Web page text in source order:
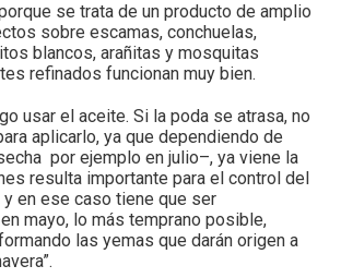
se trata de un producto de amplio
sobre escamas, conchuelas,
blancos, arañitas y mosquitas
refinados funcionan muy bien.
usar el aceite. Si la poda se atrasa, no
aplicarlo, ya que dependiendo de
por ejemplo en julio–, ya viene la
resulta importante para el control del
y en ese caso tiene que ser
mayo, lo más temprano posible,
las yemas que darán origen a